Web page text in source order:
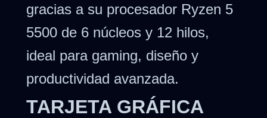
gracias a su procesador Ryzen 5
5500 de 6 núcleos y 12 hilos,
ideal para gaming, diseño y
productividad avanzada.
TARJETA GRÁFICA